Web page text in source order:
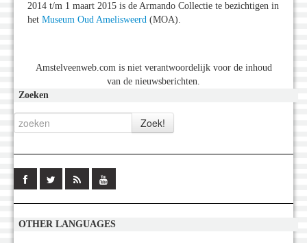
2014 t/m 1 maart 2015 is de Armando Collectie te bezichtigen in
het Museum Oud Amelisweerd (MOA).
Amstelveenweb.com is niet verantwoordelijk voor de inhoud
van de nieuwsberichten.
Zoeken
OTHER LANGUAGES